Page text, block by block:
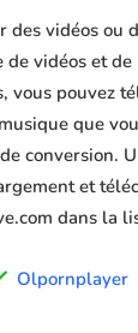
des vidéos
vidéos et
vous
que
conversion.
et
dans la
Olpornplayer